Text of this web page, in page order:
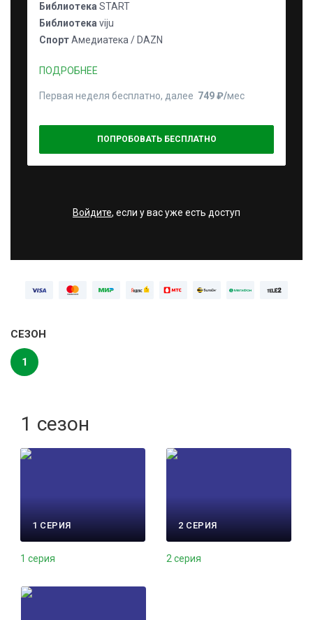
Библиотека START
Библиотека viju
СпортАмедиатека / DAZN
ПОДРОБНЕЕ
Первая неделя бесплатно, далее 749 ₽⁠/⁠мес
ПОПРОБОВАТЬ БЕСПЛАТНО
Войдите, если у вас уже есть доступ
СЕЗОН
1
1 сезон
1 СЕРИЯ
1 серия
2 СЕРИЯ
2 серия